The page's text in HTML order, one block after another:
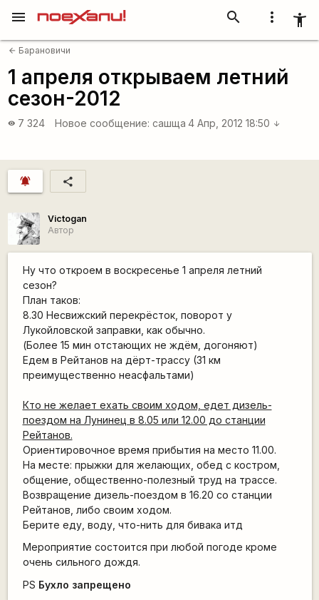
more_vert accessibility_new
search
menu
arrow_back Барановичи
1 апреля открываем летний
сезон-2012
visibility 7 324 Новое сообщение: сашща 4 Апр, 2012 18:50 arrow_downward
notifications_active share
Victogan
Автор
Ну что откроем в воскресенье 1 апреля летний
сезон?
План таков:
8.30 Несвижский перекрёсток, поворот у
Лукойловской заправки, как обычно.
(Более 15 мин отстающих не ждём, догоняют)
Едем в Рейтанов на дёрт-трассу (31 км
преимущественно неасфальтами)
Кто не желает ехать своим ходом, едет дизель-
поездом на Лунинец в 8.05 или 12.00 до станции
Рейтанов.
Ориентировочное время прибытия на место 11.00.
На месте: прыжки для желающих, обед с костром,
общение, общественно-полезный труд на трассе.
Возвращение дизель-поездом в 16.20 со станции
Рейтанов, либо своим ходом.
Берите еду, воду, что-нить для бивака итд
Мероприятие состоится при любой погоде кроме
очень сильного дождя.
PS Бухло запрещено